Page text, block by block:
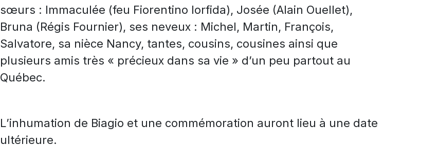
sœurs : Immaculée (feu Fiorentino Iorfida), Josée (Alain Ouellet),
Bruna (Régis Fournier), ses neveux : Michel, Martin, François,
Salvatore, sa nièce Nancy, tantes, cousins, cousines ainsi que
plusieurs amis très « précieux dans sa vie » d’un peu partout au
Québec.
L’inhumation de Biagio et une commémoration auront lieu à une date
ultérieure.